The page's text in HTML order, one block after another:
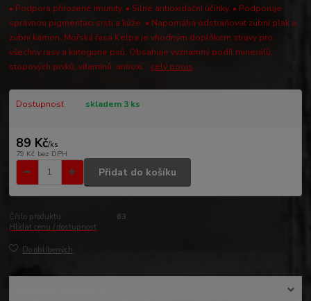
• Podpora přirozené imunity. • Silné antioxidační účinky. • Podporuje
správnou pigmentaci srsti a kůže. • Napomáhá odstraňovat zubní plak a
zubní kámen. Mořská řasa Kelpa je vhodným doplňkem stravy pro
všechny rasy a kategorie psů. Obsahuje významný podíl minerálů,
stopových prvků, vitamínů, antioxi... celý popis
Dostupnost skladem 3 ks
89 Kč/ks
79 Kč bez DPH
Přidat do košíku
Číslo produktu:
63
Hlídat cenu / dostupnost
Do oblíbených